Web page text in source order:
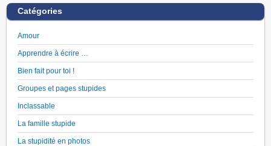
Catégories
Amour
Apprendre à écrire …
Bien fait pour toi !
Groupes et pages stupides
Inclassable
La famille stupide
La stupidité en photos